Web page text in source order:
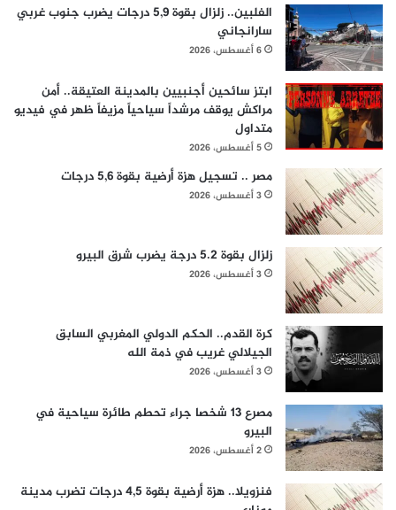
الفلبين.. زلزال بقوة 5,9 درجات يضرب جنوب غربي
سارانجاني
6 أغسطس، 2026
ابتز سائحين أجنبيين بالمدينة العتيقة.. أمن
مراكش يوقف مرشداً سياحياً مزيفاً ظهر في فيديو
متداول
5 أغسطس، 2026
مصر .. تسجيل هزة أرضية بقوة 5,6 درجات
3 أغسطس، 2026
زلزال بقوة 5.2 درجة يضرب شرق البيرو
3 أغسطس، 2026
كرة القدم.. الحكم الدولي المغربي السابق
الجيلالي غريب في ذمة الله
3 أغسطس، 2026
مصرع 13 شخصا جراء تحطم طائرة سياحية في
البيرو
2 أغسطس، 2026
فنزويلا.. هزة أرضية بقوة 4,5 درجات تضرب مدينة